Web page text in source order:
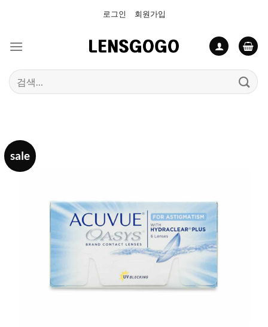
로그인 회원가입
검
색:
sale